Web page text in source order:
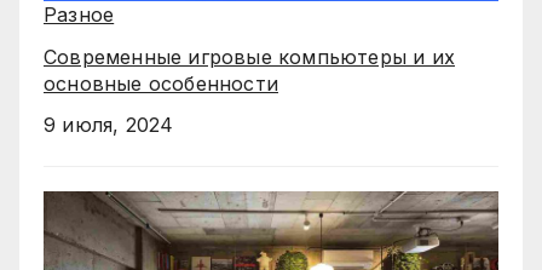
Разное
Современные игровые компьютеры и их
основные особенности
9 июля, 2024